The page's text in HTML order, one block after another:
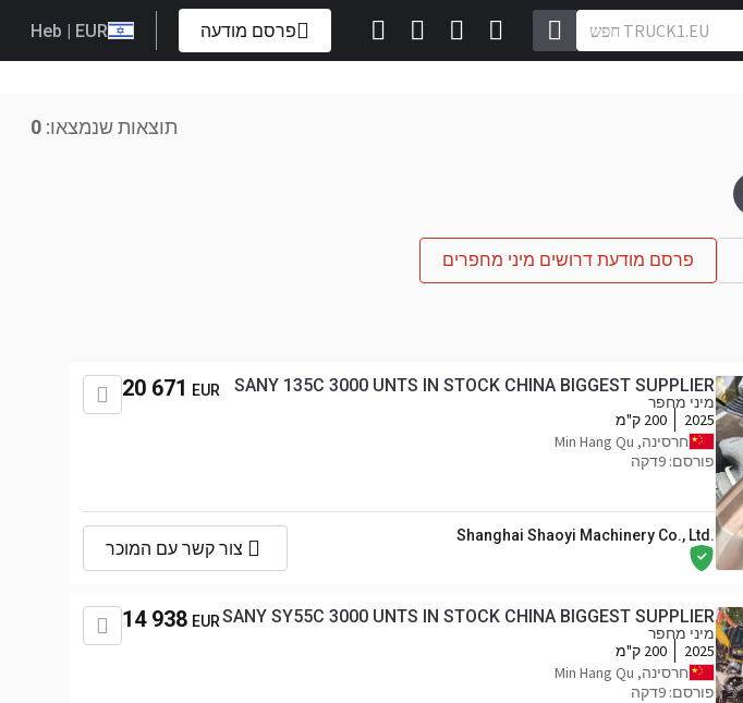
פרסם מודעה Heb | EUR
תוצאות שנמצאו: 0
פרסם מודעת דרושים מיני מחפרים
SANY 135C 3000 UNTS IN STOCK CHINA BIGGEST SUPPLIER
מיני מחפר
2025
200 ק"מ
חרסינה, Min Hang Qu
פורסם: 9דקה
20 671 EUR
Shanghai Shaoyi Machinery Co., Ltd.
צור קשר עם המוכר
SANY SY55C 3000 UNTS IN STOCK CHINA BIGGEST SUPPLIER
מיני מחפר
2025
200 ק"מ
חרסינה, Min Hang Qu
פורסם: 9דקה
14 938 EUR